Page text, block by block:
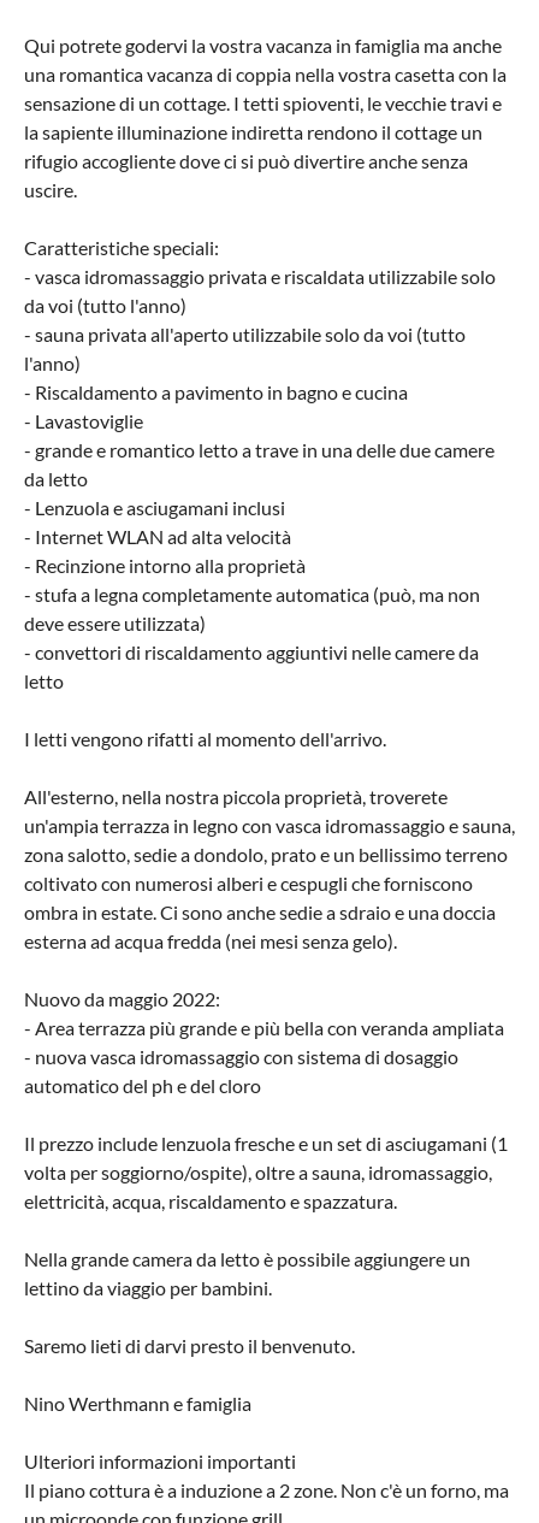
Qui potrete godervi la vostra vacanza in famiglia ma anche
una romantica vacanza di coppia nella vostra casetta con la
sensazione di un cottage. I tetti spioventi, le vecchie travi e
la sapiente illuminazione indiretta rendono il cottage un
rifugio accogliente dove ci si può divertire anche senza
uscire.
Caratteristiche speciali:
- vasca idromassaggio privata e riscaldata utilizzabile solo
da voi (tutto l'anno)
- sauna privata all'aperto utilizzabile solo da voi (tutto
l'anno)
- Riscaldamento a pavimento in bagno e cucina
- Lavastoviglie
- grande e romantico letto a trave in una delle due camere
da letto
- Lenzuola e asciugamani inclusi
- Internet WLAN ad alta velocità
- Recinzione intorno alla proprietà
- stufa a legna completamente automatica (può, ma non
deve essere utilizzata)
- convettori di riscaldamento aggiuntivi nelle camere da
letto
I letti vengono rifatti al momento dell'arrivo.
All'esterno, nella nostra piccola proprietà, troverete
un'ampia terrazza in legno con vasca idromassaggio e sauna,
zona salotto, sedie a dondolo, prato e un bellissimo terreno
coltivato con numerosi alberi e cespugli che forniscono
ombra in estate. Ci sono anche sedie a sdraio e una doccia
esterna ad acqua fredda (nei mesi senza gelo).
Nuovo da maggio 2022:
- Area terrazza più grande e più bella con veranda ampliata
- nuova vasca idromassaggio con sistema di dosaggio
automatico del ph e del cloro
Il prezzo include lenzuola fresche e un set di asciugamani (1
volta per soggiorno/ospite), oltre a sauna, idromassaggio,
elettricità, acqua, riscaldamento e spazzatura.
Nella grande camera da letto è possibile aggiungere un
lettino da viaggio per bambini.
Saremo lieti di darvi presto il benvenuto.
Nino Werthmann e famiglia
Ulteriori informazioni importanti
Il piano cottura è a induzione a 2 zone. Non c'è un forno, ma
un microonde con funzione grill.